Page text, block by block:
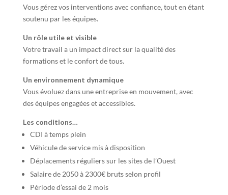
Vous gérez vos interventions avec confiance, tout en étant
soutenu par les équipes.
Un rôle utile et visible
Votre travail a un impact direct sur la qualité des
formations et le confort de tous.
Un environnement dynamique
Vous évoluez dans une entreprise en mouvement, avec
des équipes engagées et accessibles.
Les conditions…
CDI à temps plein
Véhicule de service mis à disposition
Déplacements réguliers sur les sites de l’Ouest
Salaire de 2050 à 2300€ bruts selon profil
Période d’essai de 2 mois